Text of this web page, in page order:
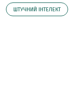
ШТУЧНИЙ ІНТЕЛЕКТ